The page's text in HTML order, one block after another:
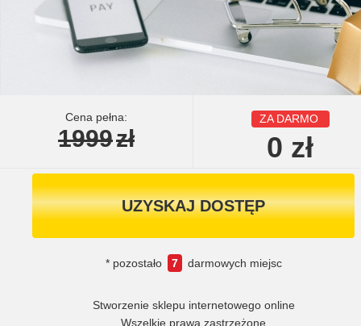
Cena pełna:
1999zł
ZA DARMO
0 zł
UZYSKAJ DOSTĘP
* pozostało 7 darmowych miejsc
Stworzenie sklepu internetowego online
Wszelkie prawa zastrzeżone